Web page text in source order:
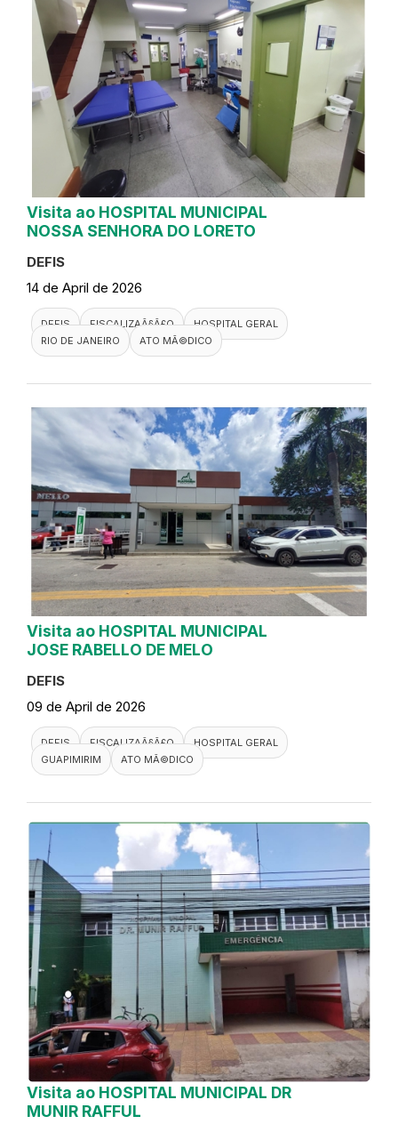
Visita ao HOSPITAL MUNICIPAL
NOSSA SENHORA DO LORETO
DEFIS
14 de April de 2026
DEFIS FISCALIZAÃ§Ã£O
HOSPITAL GERAL
RIO DE JANEIRO
ATO MÃ©DICO
Visita ao HOSPITAL MUNICIPAL
JOSE RABELLO DE MELO
DEFIS
09 de April de 2026
DEFIS FISCALIZAÃ§Ã£O
HOSPITAL GERAL
GUAPIMIRIM
ATO MÃ©DICO
Visita ao HOSPITAL MUNICIPAL DR
MUNIR RAFFUL